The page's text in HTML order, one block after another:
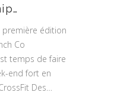
première édition
Co
temps de faire
end fort en
Des…